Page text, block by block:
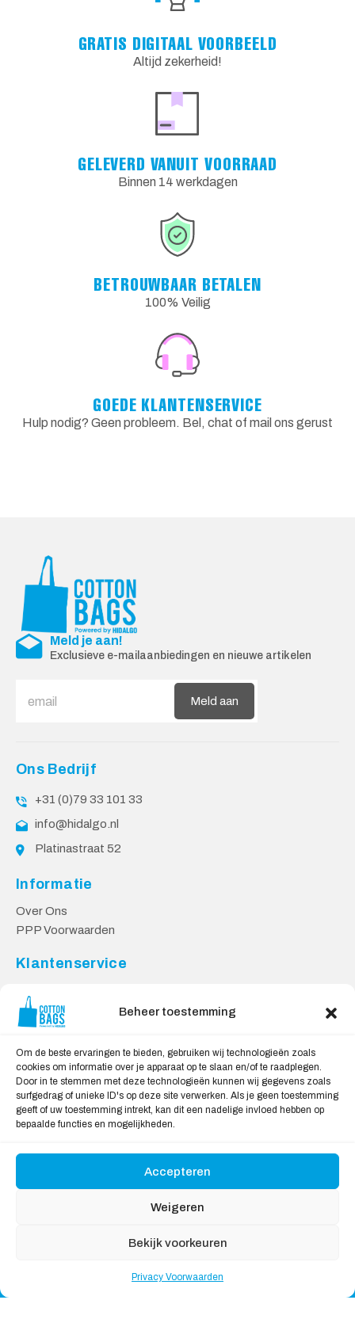
Beheer toestemming
Om de beste ervaringen te bieden, gebruiken wij technologieën zoals
cookies om informatie over je apparaat op te slaan en/of te raadplegen.
Door in te stemmen met deze technologieën kunnen wij gegevens zoals
surfgedrag of unieke ID's op deze site verwerken. Als je geen toestemming
geeft of uw toestemming intrekt, kan dit een nadelige invloed hebben op
bepaalde functies en mogelijkheden.
Accepteren
Weigeren
Bekijk voorkeuren
Privacy Voorwaarden
GRATIS DIGITAAL VOORBEELD
Altijd zekerheid!
GELEVERD VANUIT VOORRAAD
Binnen 14 werkdagen
BETROUWBAAR BETALEN
100% Veilig
GOEDE KLANTENSERVICE
Hulp nodig? Geen probleem. Bel, chat of mail ons gerust
Meld je aan!
Exclusieve e-mailaanbiedingen en nieuwe artikelen
Meld aan
Ons Bedrijf
+31 (0)79 33 101 33
info@hidalgo.nl
Platinastraat 52
Informatie
Over Ons
PPP Voorwaarden
Klantenservice
Privacy Voorwaarden
Levering en Retourneren
Veilig Shoppen
Mijn account
Winkelwagen
Wij Accepteren:
Copyright © 2026Katoenendraagtassen
reserved